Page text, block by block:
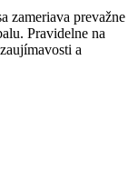
zameriava prevažne
Pravidelne na
a